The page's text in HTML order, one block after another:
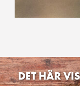
DET HÄR